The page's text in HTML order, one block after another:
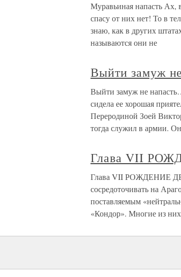
Муравьиная напасть
спасу от них нет! То в
знаю, как в других
называются они не
Выйти замуж
Выйти замуж не
сидела ее хорошая
Переродиной Зоей
тогда служил в армии.
Глава VII
Глава VII РОЖДЕНИЕ
сосредоточивать на
поставляемым
«Кондор». Многие из